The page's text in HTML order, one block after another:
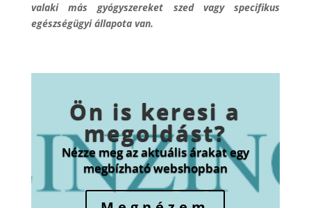
valaki más gyógyszereket szed vagy specifikus
egészségügyi állapota van.
Ön is keresi a
megoldást?
Nézze meg az aktuális árakat egy
megbízható webshopban